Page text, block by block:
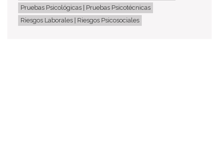
Pruebas Psicológicas | Pruebas Psicotécnicas
Riesgos Laborales | Riesgos Psicosociales